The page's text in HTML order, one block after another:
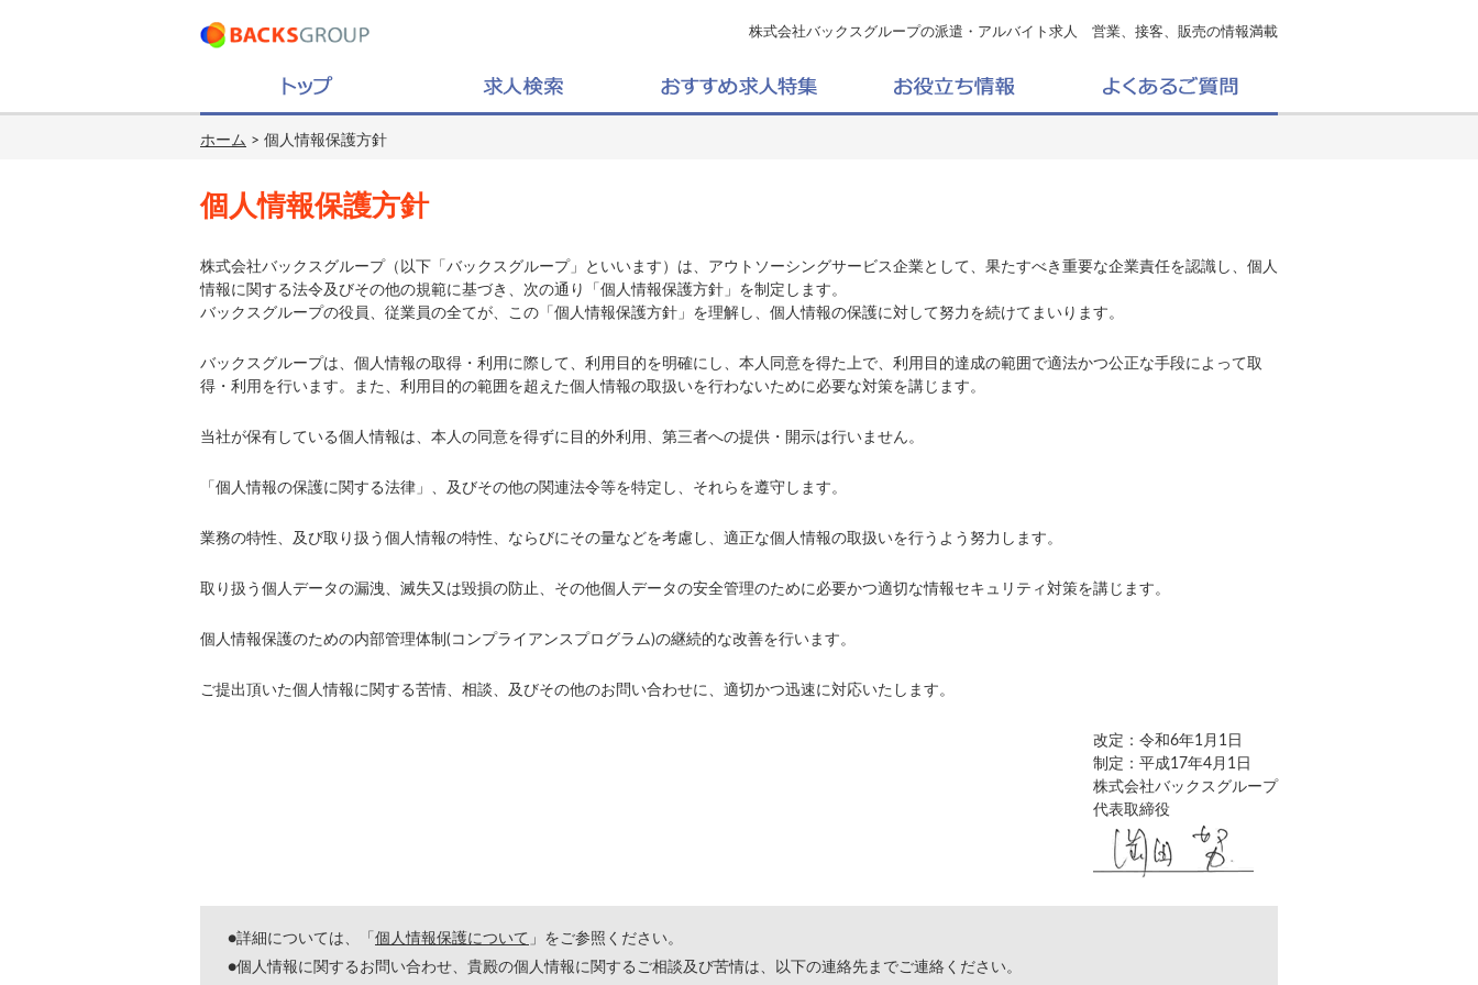
株式会社バックスグループの派遣・アルバイト求人 営業、接客、販売の情報満載
ホーム > 個人情報保護方針
個人情報保護方針
株式会社バックスグループ（以下「バックスグループ」といいます）は、アウトソーシングサービス企業として、果たすべき重要な企業責任を認識し、個人
情報に関する法令及びその他の規範に基づき、次の通り「個人情報保護方針」を制定します。
バックスグループの役員、従業員の全てが、この「個人情報保護方針」を理解し、個人情報の保護に対して努力を続けてまいります。
バックスグループは、個人情報の取得・利用に際して、利用目的を明確にし、本人同意を得た上で、利用目的達成の範囲で適法かつ公正な手段によって取
得・利用を行います。また、利用目的の範囲を超えた個人情報の取扱いを行わないために必要な対策を講じます。
当社が保有している個人情報は、本人の同意を得ずに目的外利用、第三者への提供・開示は行いません。
「個人情報の保護に関する法律」、及びその他の関連法令等を特定し、それらを遵守します。
業務の特性、及び取り扱う個人情報の特性、ならびにその量などを考慮し、適正な個人情報の取扱いを行うよう努力します。
取り扱う個人データの漏洩、滅失又は毀損の防止、その他個人データの安全管理のために必要かつ適切な情報セキュリティ対策を講じます。
個人情報保護のための内部管理体制(コンプライアンスプログラム)の継続的な改善を行います。
ご提出頂いた個人情報に関する苦情、相談、及びその他のお問い合わせに、適切かつ迅速に対応いたします。
改定：令和6年1月1日
制定：平成17年4月1日
株式会社バックスグループ
代表取締役
●詳細については、「 個人情報保護について 」をご参照ください。
●個人情報に関するお問い合わせ、貴殿の個人情報に関するご相談及び苦情は、以下の連絡先までご連絡ください。